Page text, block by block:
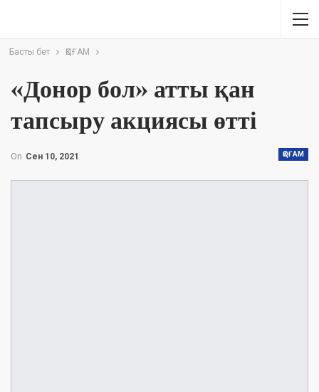
Басты бет ҚОҒАМ
«Донор бол» атты қан
тапсыру акциясы өтті
ҚОҒАМ
On Сен 10, 2021